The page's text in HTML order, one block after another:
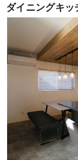
ダイニングキッ